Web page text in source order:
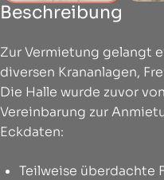
Beschreibung
Zur Vermietung gelangt
diversen Krananlagen,
Die Halle wurde zuvor
Vereinbarung zur
Eckdaten:
Teilweise überdachte